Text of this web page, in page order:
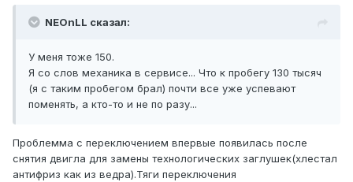
NEOnLL сказал:
У меня тоже 150.
Я со слов механика в сервисе... Что к пробегу 130 тысяч
(я с таким пробегом брал) почти все уже успевают
поменять, а кто-то и не по разу...
Проблемма с переключением впервые появилась после
снятия двигла для замены технологических заглушек(хлестал
антифриз как из ведра).Тяги переключения